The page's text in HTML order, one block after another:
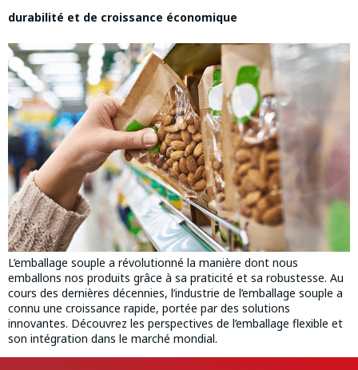
durabilité et de croissance économique
L’emballage souple a révolutionné la manière dont nous
emballons nos produits grâce à sa praticité et sa robustesse. Au
cours des dernières décennies, l’industrie de l’emballage souple a
connu une croissance rapide, portée par des solutions
innovantes. Découvrez les perspectives de l’emballage flexible et
son intégration dans le marché mondial.